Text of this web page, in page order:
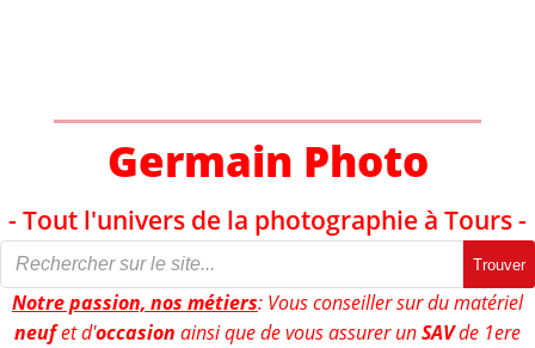
Germain Photo
- Tout l'univers de la photographie à Tours -
Trouver
Notre passion, nos métiers: Vous conseiller sur du matériel
neufet d'occasion ainsi que de vous assurer unSAVde 1ere